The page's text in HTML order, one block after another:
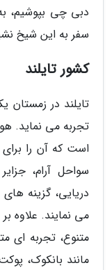
دبی چی بپوشیم،
سفر به این شیخ
کشور تایلند
تایلند در زمستان
تجربه می نماید.
است که آن را
سواحل آرام،
دریایی، گزینه
می نمایند. علاوه
متنوع، تجربه ای
مانند بانکوک،